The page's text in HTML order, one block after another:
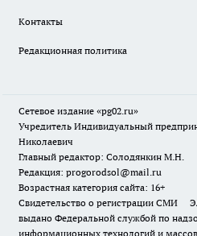
Контакты
Редакционная политика
Сетевое издание «pg02.ru»
Учредитель Индивидуальный
Николаевич
Главный редактор: Солодянкин М.Н.
Редакция: progorodsol@mail.ru
Возрастная категория сайта: 16+
Свидетельство о регистрации СМИ
выдано Федеральной службой по
информационных технологий и